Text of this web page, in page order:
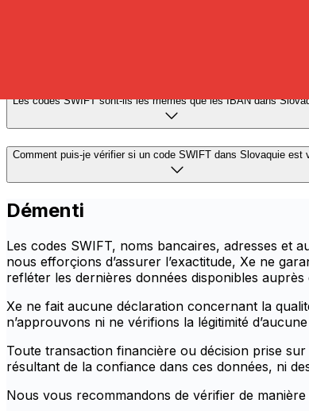
Les codes SWIFT sont-ils les mêmes que les IBAN dans
Comment puis-je vérifier si un code SWIFT dans Slovaquie est
Démenti
Les codes SWIFT, noms bancaires, adresses et
nous efforçions d’assurer l’exactitude, Xe ne
refléter les dernières données disponibles
Xe ne fait aucune déclaration concernant la
n’approuvons ni ne vérifions la légitimité
Toute transaction financière ou décision prise
résultant de la confiance dans ces données, ni
Nous vous recommandons de vérifier de